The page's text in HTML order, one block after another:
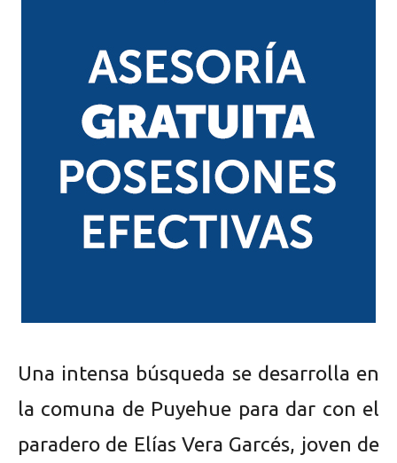
Una intensa búsqueda se desarrolla en
la comuna de Puyehue para dar con el
paradero de Elías Vera Garcés, joven de